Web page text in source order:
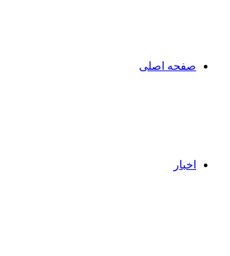
صفحه اصلی
اخبار